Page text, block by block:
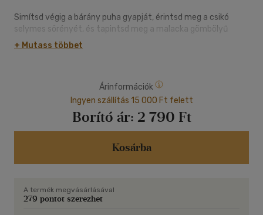
Simítsd végig a bárány puha gyapját, érintsd meg a csikó
selymes sörényét, és tapintsd meg a malacka gömbölyű
pocakját! A különleges, tapintható részek segítik a
legkisebbeket az érzékelés fejlesztésében, miközben
Egyszerű, kedves szöveg, élénk színek és strapabíró lapok
várják az apró kezeket.
Tökéletes első könyv 1 éves kortól - közös lapozgatáshoz,
simogatáshoz és mosolygós pillanatokhoz.
+ Mutass többet
Árinformációk
Ingyen szállítás 15 000 Ft felett
Borító ár: 2 790 Ft
Kosárba
A termék megvásárlásával
279 pontot szerezhet